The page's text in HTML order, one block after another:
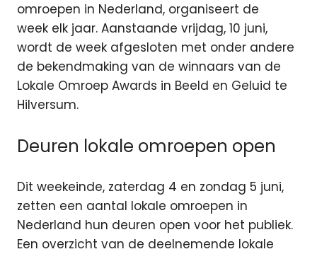
omroepen in Nederland, organiseert de
week elk jaar. Aanstaande vrijdag, 10 juni,
wordt de week afgesloten met onder andere
de bekendmaking van de winnaars van de
Lokale Omroep Awards in Beeld en Geluid te
Hilversum.
Deuren lokale omroepen open
Dit weekeinde, zaterdag 4 en zondag 5 juni,
zetten een aantal lokale omroepen in
Nederland hun deuren open voor het publiek.
Een overzicht van de deelnemende lokale